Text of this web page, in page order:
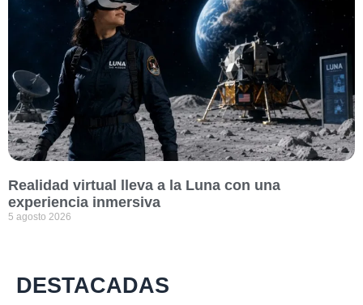
Realidad virtual lleva a la Luna con una
experiencia inmersiva
5 agosto 2026
DESTACADAS